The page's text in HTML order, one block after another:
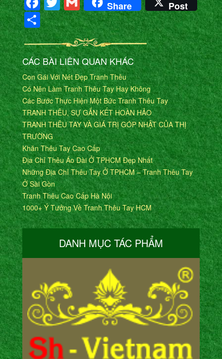
Share Post
Share
CÁC BÀI LIÊN QUAN KHÁC
Con Gái Với Nét Đẹp Tranh Thêu
Có Nên Làm Tranh Thêu Tay Hay Không
Các Bước Thực Hiện Một Bức Tranh Thêu Tay
TRANH THÊU, SỰ GẮN KẾT HOÀN HẢO
TRANH THÊU TAY VÀ GIÁ TRỊ GÓP NHẬT CỦA THỊ
TRƯỜNG
Khăn Thêu Tay Cao Cấp
Địa Chỉ Thêu Áo Dài Ở TPHCM Đẹp Nhất
Những Địa Chỉ Thêu Tay Ở TPHCM – Tranh Thêu Tay
Ở Sài Gòn
Tranh Thêu Cao Cấp Hà Nội
1000+ Ý Tưởng Về Tranh Thêu Tay HCM
DANH MỤC TÁC PHẨM